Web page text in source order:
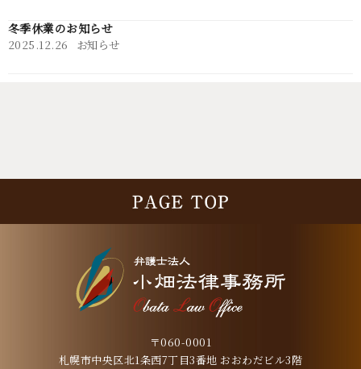
2025.12.26 お知らせ
冬季休業のお知らせ
〒060-0001
札幌市中央区北1条西7丁目3番地 おおわだビル3階